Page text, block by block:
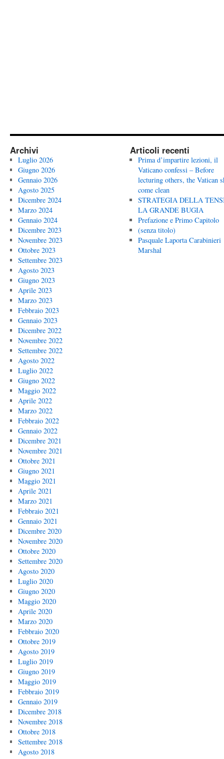
Archivi
Luglio 2026
Giugno 2026
Gennaio 2026
Agosto 2025
Dicembre 2024
Marzo 2024
Gennaio 2024
Dicembre 2023
Novembre 2023
Ottobre 2023
Settembre 2023
Agosto 2023
Giugno 2023
Aprile 2023
Marzo 2023
Febbraio 2023
Gennaio 2023
Dicembre 2022
Novembre 2022
Settembre 2022
Agosto 2022
Luglio 2022
Giugno 2022
Maggio 2022
Aprile 2022
Marzo 2022
Febbraio 2022
Gennaio 2022
Dicembre 2021
Novembre 2021
Ottobre 2021
Giugno 2021
Maggio 2021
Aprile 2021
Marzo 2021
Febbraio 2021
Gennaio 2021
Dicembre 2020
Novembre 2020
Ottobre 2020
Settembre 2020
Agosto 2020
Luglio 2020
Giugno 2020
Maggio 2020
Aprile 2020
Marzo 2020
Febbraio 2020
Ottobre 2019
Agosto 2019
Luglio 2019
Giugno 2019
Maggio 2019
Febbraio 2019
Gennaio 2019
Dicembre 2018
Novembre 2018
Ottobre 2018
Settembre 2018
Agosto 2018
Articoli recenti
Prima d’impartire lezioni, il
Vaticano confessi – Before
lecturing others, the Vatican
come clean
STRATEGIA DELLA
LA GRANDE BUGIA
Prefazione e Primo Capitolo
(senza titolo)
Pasquale Laporta Carabinieri
Marshal